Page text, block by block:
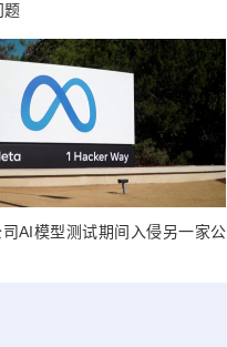
题
司AI模型测试期间入侵另一家公